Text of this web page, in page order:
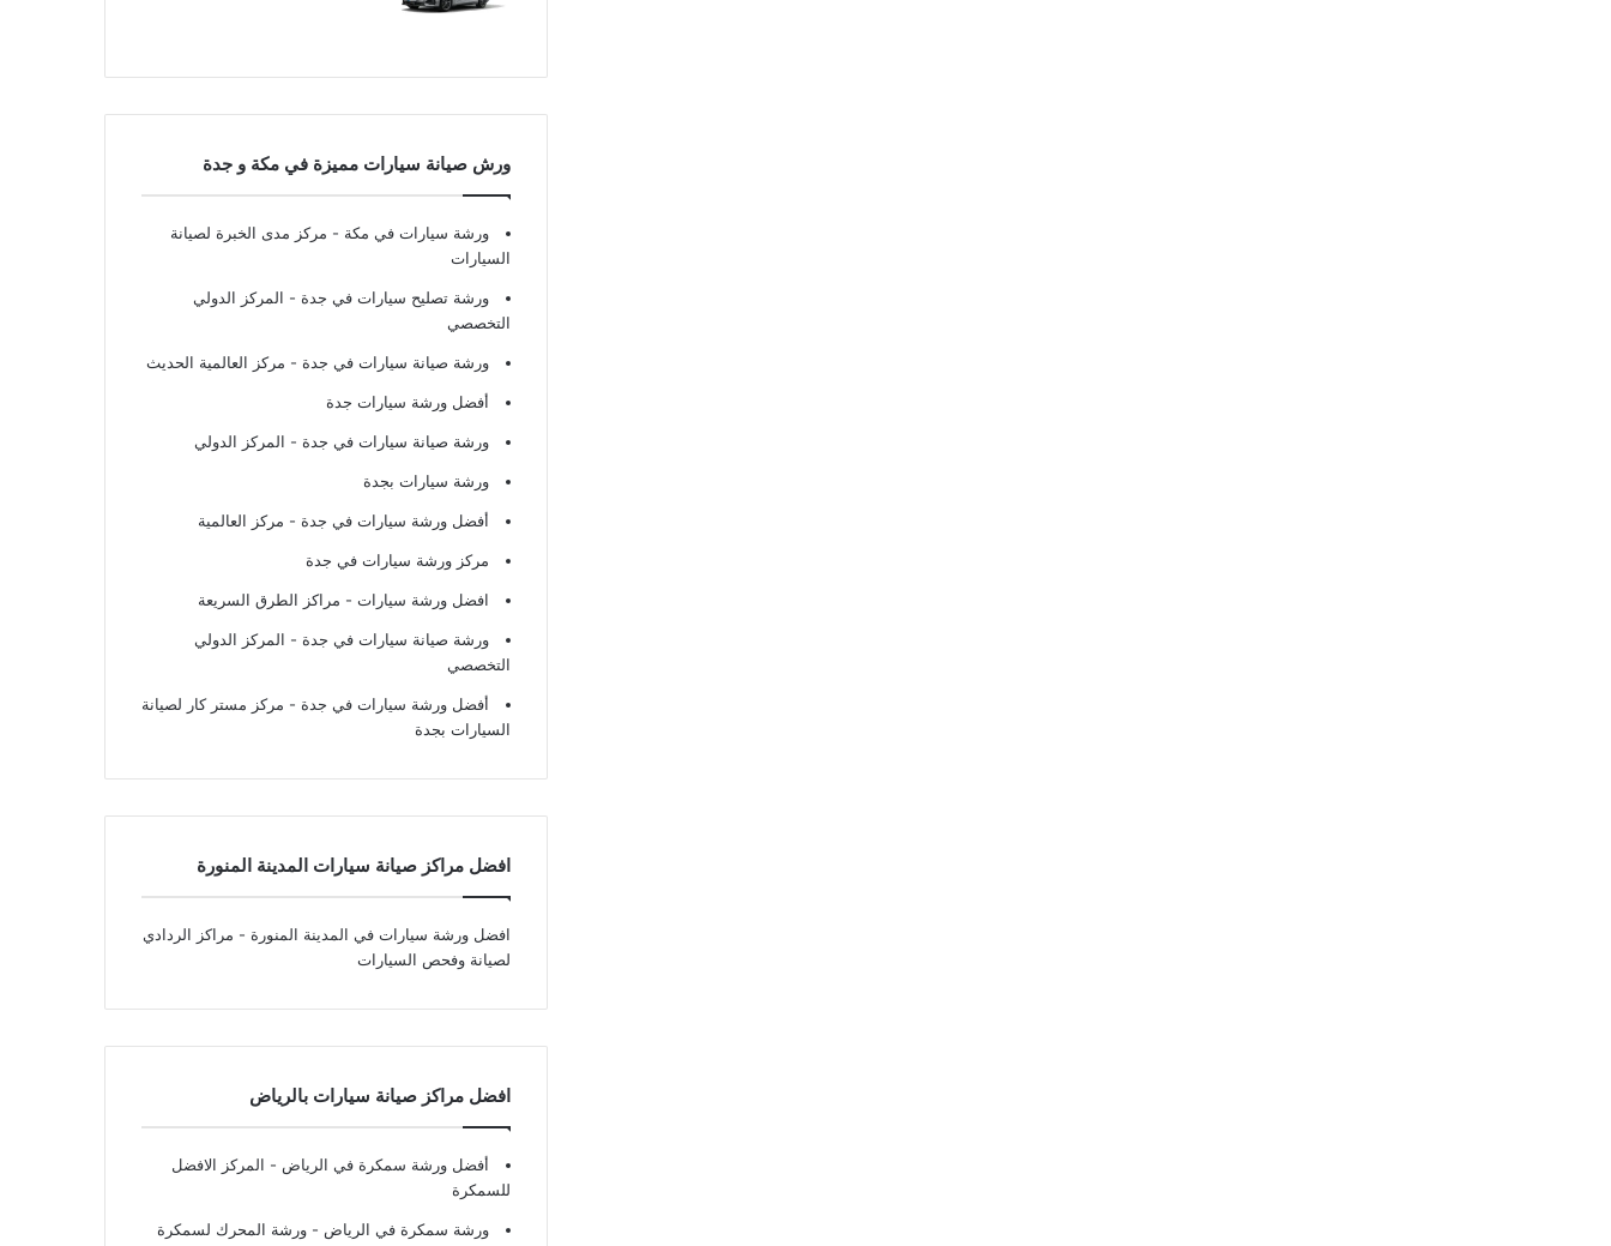
ورش صيانة سيارات مميزة في مكة و جدة
ورشة سيارات في مكة - مركز مدى الخبرة لصيانة
السيارات
ورشة تصليح سيارات في جدة - المركز الدولي
التخصصي
ورشة صيانة سيارات في جدة - مركز العالمية الحديث
أفضل ورشة سيارات جدة
ورشة صيانة سيارات في جدة - المركز الدولي
ورشة سيارات بجدة
أفضل ورشة سيارات في جدة - مركز العالمية
مركز ورشة سيارات في جدة
افضل ورشة سيارات - مراكز الطرق السريعة
ورشة صيانة سيارات في جدة - المركز الدولي
التخصصي
أفضل ورشة سيارات في جدة - مركز مستر كار لصيانة
السيارات بجدة
افضل مراكز صيانة سيارات المدينة المنورة
افضل ورشة سيارات في المدينة المنورة - مراكز الردادي
لصيانة وفحص السيارات
افضل مراكز صيانة سيارات بالرياض
أفضل ورشة سمكرة في الرياض - المركز الافضل
للسمكرة
ورشة سمكرة في الرياض - ورشة المحرك لسمكرة